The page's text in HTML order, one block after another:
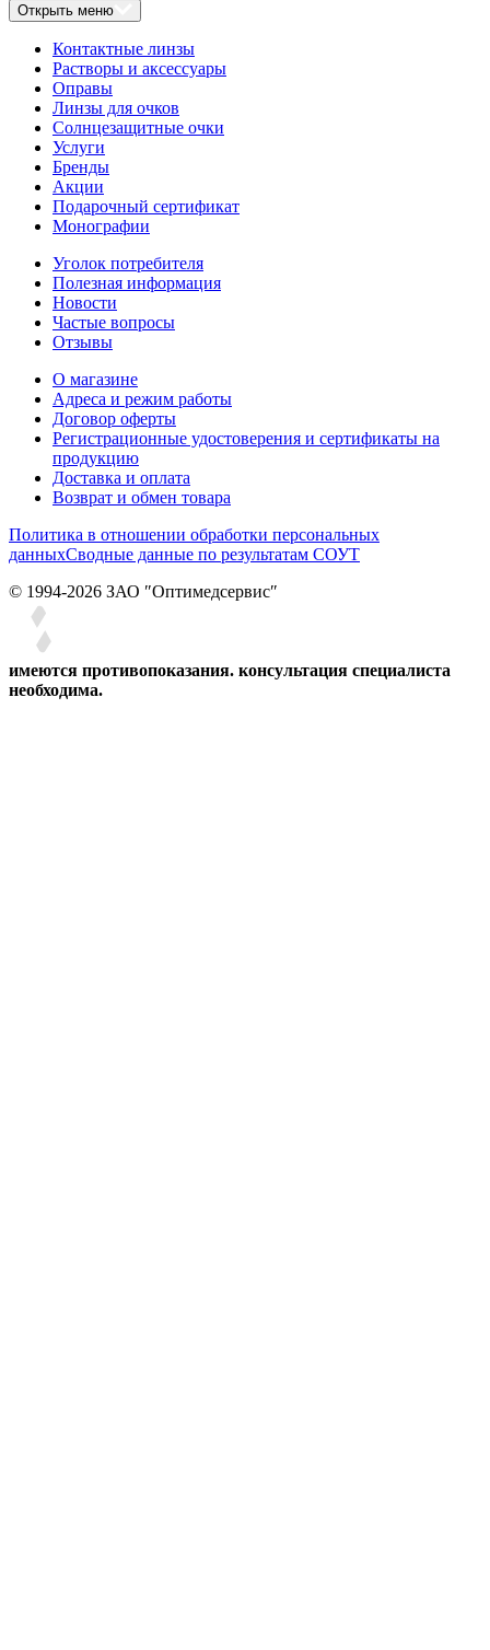
Открыть меню
Контактные линзы
Растворы и аксессуары
Оправы
Линзы для очков
Солнцезащитные очки
Услуги
Бренды
Акции
Подарочный сертификат
Монографии
Уголок потребителя
Полезная информация
Новости
Частые вопросы
Отзывы
О магазине
Адреса и режим работы
Договор оферты
Регистрационные удостоверения и сертификаты на
продукцию
Доставка и оплата
Возврат и обмен товара
Политика в отношении обработки персональных
данныхСводные данные по результатам СОУТ
© 1994-2026 ЗАО ″Оптимедсервис″
имеются противопоказания. консультация специалиста
необходима.